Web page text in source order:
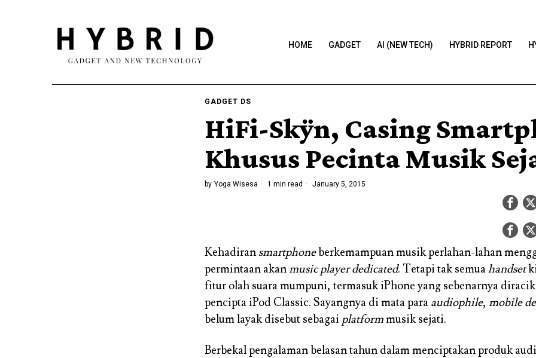
HOME GADGET AI (NEW TECH) HYBRID REPORT
GADGET DS
HiFi-Skÿn, Casing
Khusus Pecinta Musik
by Yoga Wisesa 1 min read January 5, 2015
Kehadiran smartphoneberkemampuan musik perlahan-lahan
permintaan akan music player dedicated. Tetapi tak semuahandset
fitur olah suara mumpuni, termasuk iPhone yang sebenarnya
pencipta iPod Classic. Sayangnya di mata para audiophile, mobile
belum layak disebut sebagai platformmusik sejati.
Berbekal pengalaman belasan tahun dalam menciptakan produk